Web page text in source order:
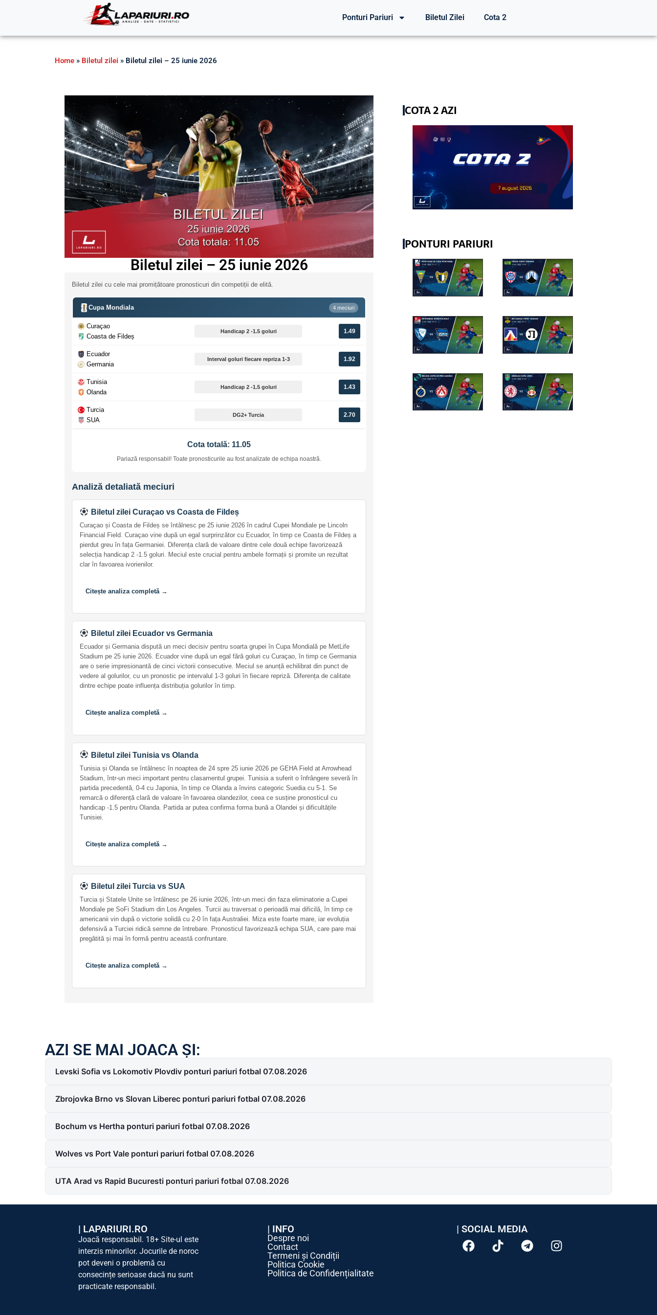
Ponturi Pariuri Biletul Zilei Cota 2
Home » Biletul zilei » Biletul zilei – 25 iunie 2026
Biletul zilei – 25 iunie 2026
Biletul zilei cu cele mai promițătoare pronosticuri din competiții de elită.
Cupa Mondiala 4 meciuri
Curaçao
Coasta de Fildeș
Handicap 2 -1.5 goluri 1.49
Ecuador
Germania
Interval goluri fiecare repriza 1-3 1.92
Tunisia
Olanda
Handicap 2 -1.5 goluri 1.43
Turcia
SUA
DG2+ Turcia 2.70
Cota totală: 11.05
Pariază responsabil! Toate pronosticurile au fost analizate de echipa noastră.
Analiză detaliată meciuri
Biletul zilei Curaçao vs Coasta de Fildeș
Curaçao și Coasta de Fildeș se întâlnesc pe 25 iunie 2026 în cadrul Cupei Mondiale pe Lincoln
Financial Field. Curaçao vine după un egal surprinzător cu Ecuador, în timp ce Coasta de Fildeș a
pierdut greu în fața Germaniei. Diferența clară de valoare dintre cele două echipe favorizează
selecția handicap 2 -1.5 goluri. Meciul este crucial pentru ambele formații și promite un rezultat
clar în favoarea ivorienilor.
Citește analiza completă →
Biletul zilei Ecuador vs Germania
Ecuador și Germania dispută un meci decisiv pentru soarta grupei în Cupa Mondială pe MetLife
Stadium pe 25 iunie 2026. Ecuador vine după un egal fără goluri cu Curaçao, în timp ce Germania
are o serie impresionantă de cinci victorii consecutive. Meciul se anunță echilibrat din punct de
vedere al golurilor, cu un pronostic pe intervalul 1-3 goluri în fiecare repriză. Diferența de calitate
dintre echipe poate influența distribuția golurilor în timp.
Citește analiza completă →
Biletul zilei Tunisia vs Olanda
Tunisia și Olanda se întâlnesc în noaptea de 24 spre 25 iunie 2026 pe GEHA Field at Arrowhead
Stadium, într-un meci important pentru clasamentul grupei. Tunisia a suferit o înfrângere severă în
partida precedentă, 0-4 cu Japonia, în timp ce Olanda a învins categoric Suedia cu 5-1. Se
remarcă o diferență clară de valoare în favoarea olandezilor, ceea ce susține pronosticul cu
handicap -1.5 pentru Olanda. Partida ar putea confirma forma bună a Olandei și dificultățile
Tunisiei.
Citește analiza completă →
Biletul zilei Turcia vs SUA
Turcia și Statele Unite se întâlnesc pe 26 iunie 2026, într-un meci din faza eliminatorie a Cupei
Mondiale pe SoFi Stadium din Los Angeles. Turcii au traversat o perioadă mai dificilă, în timp ce
americanii vin după o victorie solidă cu 2-0 în fața Australiei. Miza este foarte mare, iar evoluția
defensivă a Turciei ridică semne de întrebare. Pronosticul favorizează echipa SUA, care pare mai
pregătită și mai în formă pentru această confruntare.
Citește analiza completă →
COTA 2 AZI
PONTURI PARIURI
AZI SE MAI JOACA ȘI:
Levski Sofia vs Lokomotiv Plovdiv ponturi pariuri fotbal 07.08.2026
Zbrojovka Brno vs Slovan Liberec ponturi pariuri fotbal 07.08.2026
Bochum vs Hertha ponturi pariuri fotbal 07.08.2026
Wolves vs Port Vale ponturi pariuri fotbal 07.08.2026
UTA Arad vs Rapid Bucuresti ponturi pariuri fotbal 07.08.2026
| LAPARIURI.RO
Joacă responsabil. 18+ Site-ul este
interzis minorilor. Jocurile de noroc
pot deveni o problemă cu
consecințe serioase dacă nu sunt
practicate responsabil.
| INFO
Despre noi
Contact
Termeni și Condiții
Politica Cookie
Politica de Confidențialitate
| SOCIAL MEDIA